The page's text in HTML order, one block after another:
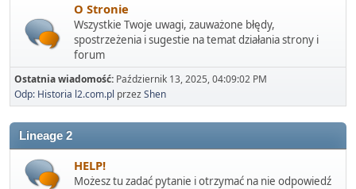
O Stronie
Wszystkie Twoje uwagi, zauważone błędy,
spostrzeżenia i sugestie na temat działania strony i
forum
Ostatnia wiadomość: Październik 13, 2025, 04:09:02 PM
Odp: Historia l2.com.pl przezShen
Lineage 2
HELP!
Możesz tu zadać pytanie i otrzymać na nie odpowiedź